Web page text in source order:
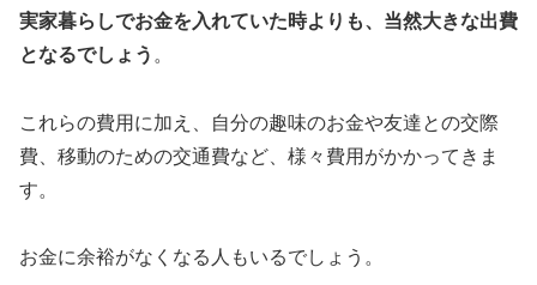
実家暮らしでお金を入れていた時よりも、当然大きな出費
となるでしょう 。
これらの費用に加え、自分の趣味のお金や友達との交際
費、移動のための交通費など、様々費用がかかってきま
す。
お金に余裕がなくなる人もいるでしょう。